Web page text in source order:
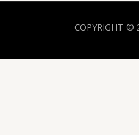
COPYRIGHT ©